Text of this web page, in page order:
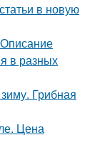
в новую
в разных
Грибная
Цена